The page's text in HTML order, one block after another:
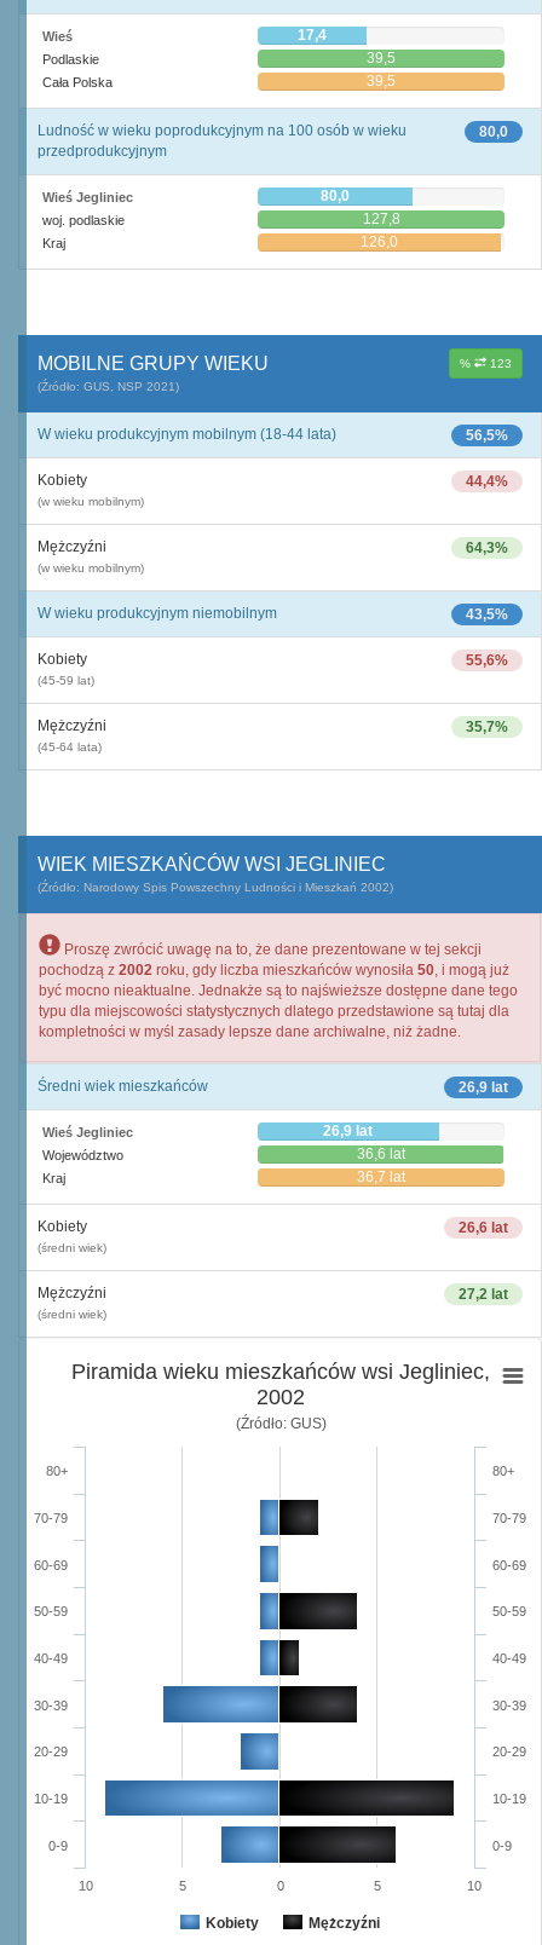
Wieś 17,4
Podlaskie 39,5
Cała Polska 39,5
80,0
Ludność w wieku poprodukcyjnym na 100 osób w wieku
przedprodukcyjnym
Wieś Jegliniec 80,0
woj. podlaskie 127,8
Kraj 126,0
% 123
MOBILNE GRUPY WIEKU
(Źródło: GUS, NSP 2021)
56,5%
W wieku produkcyjnym mobilnym (18-44 lata)
44,4%
Kobiety
(w wieku mobilnym)
64,3%
Mężczyźni
(w wieku mobilnym)
43,5%
W wieku produkcyjnym niemobilnym
55,6%
Kobiety
(45-59 lat)
35,7%
Mężczyźni
(45-64 lata)
WIEK MIESZKAŃCÓW WSI JEGLINIEC
(Źródło: Narodowy Spis Powszechny Ludności i Mieszkań 2002)
Proszę zwrócić uwagę na to, że dane prezentowane w tej sekcji
pochodzą z 2002 roku, gdy liczba mieszkańców wynosiła 50, i mogą już
być mocno nieaktualne. Jednakże są to najświeższe dostępne dane tego
typu dla miejscowości statystycznych dlatego przedstawione są tutaj dla
kompletności w myśl zasady lepsze dane archiwalne, niż żadne.
26,9 lat
Średni wiek mieszkańców
Wieś Jegliniec 26,9 lat
Województwo 36,6 lat
Kraj 36,7 lat
26,6 lat
Kobiety
(średni wiek)
27,2 lat
Mężczyźni
(średni wiek)
Piramida wieku mieszkańców wsi Jegliniec,
2002
(Źródło: GUS)
Kobiety Mężczyźni
0-9
10-19
20-29
30-39
40-49
50-59
60-69
70-79
80+
0-9
10-19
20-29
30-39
40-49
50-59
60-69
70-79
80+
10 0 10
5 5